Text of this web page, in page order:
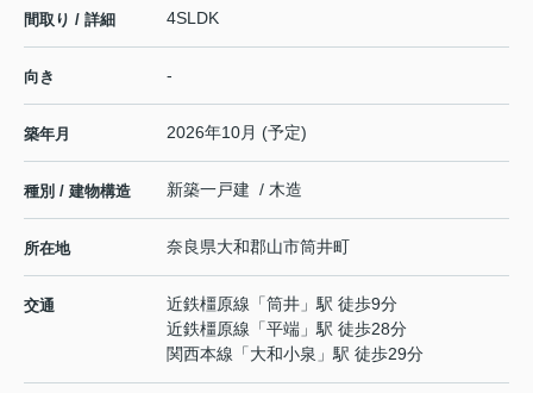
間取り / 詳細 4SLDK
向き -
築年月 2026年10月 (予定)
種別 / 建物構造 新築一戸建 / 木造
所在地 奈良県大和郡山市筒井町
交通 近鉄橿原線 「筒井 」駅 徒歩9分
近鉄橿原線 「平端 」駅 徒歩28分
関西本線 「大和小泉 」駅 徒歩29分